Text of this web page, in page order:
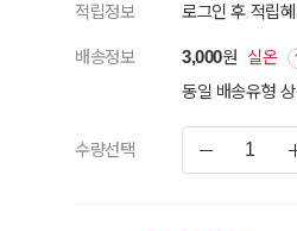
적립정보 로그인 후 적립
배송정보 3,000원 실온
동일 배송유형
수량선택